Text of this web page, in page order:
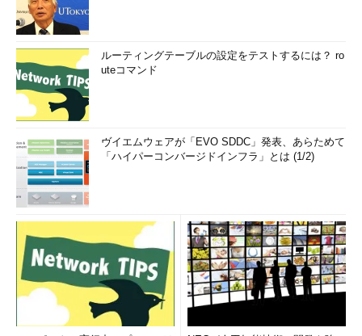
ルーティングテーブルの設定をテストするには？ ro
uteコマンド
ヴイエムウェアが「EVO SDDC」発表、あらためて
「ハイパーコンバージドインフラ」とは (1/2)